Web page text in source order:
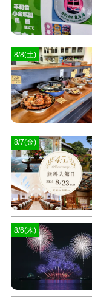
8/8(土)
8/7(金)
8/6(木)